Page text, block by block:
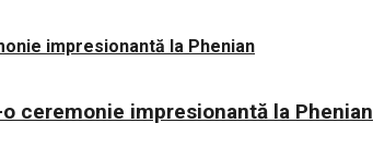
ceremonie impresionantă la Phenian